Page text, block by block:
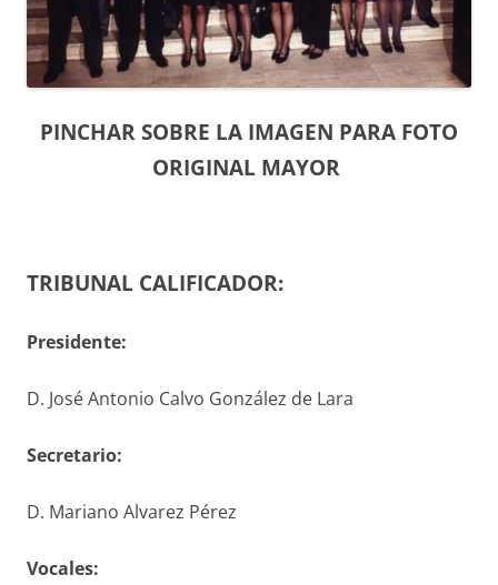
PINCHAR SOBRE LA IMAGEN PARA FOTO
ORIGINAL MAYOR
TRIBUNAL CALIFICADOR:
Presidente:
D. José Antonio Calvo González de Lara
Secretario:
D. Mariano Alvarez Pérez
Vocales: